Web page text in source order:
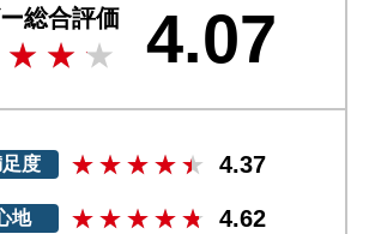
総合評価 4.07
度 4.37
地 4.62